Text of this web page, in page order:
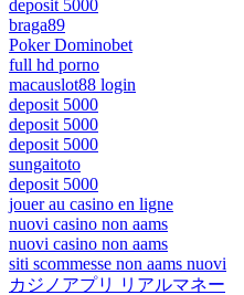
deposit 5000
braga89
Poker Dominobet
full hd porno
macauslot88 login
deposit 5000
deposit 5000
deposit 5000
sungaitoto
deposit 5000
jouer au casino en ligne
nuovi casino non aams
nuovi casino non aams
siti scommesse non aams nuovi
カジノアプリ リアルマネー